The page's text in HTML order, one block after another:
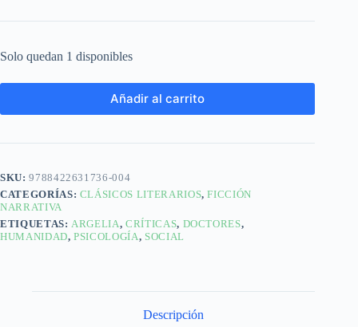
Solo quedan 1 disponibles
Añadir al carrito
SKU:9788422631736-004
CATEGORÍAS: CLÁSICOS LITERARIOS,FICCIÓN
NARRATIVA
ETIQUETAS: ARGELIA,CRÍTICAS, DOCTORES,
HUMANIDAD,PSICOLOGÍA, SOCIAL
Descripción